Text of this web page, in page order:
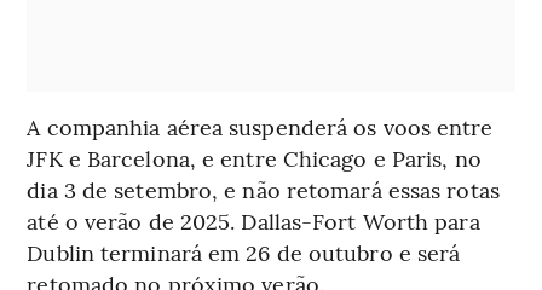
A companhia aérea suspenderá os voos entre
JFK e Barcelona, e entre Chicago e Paris, no
dia 3 de setembro, e não retomará essas rotas
até o verão de 2025. Dallas-Fort Worth para
Dublin terminará em 26 de outubro e será
retomado no próximo verão.